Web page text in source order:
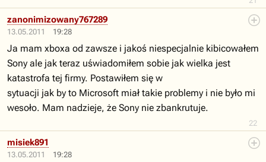
13.05.2011 19:28
22
zanonimizowany767289
Ja mam xboxa od zawsze i jakoś niespecjalnie kibicowałem
Sony ale jak teraz uświadomiłem sobie jak wielka jest
katastrofa tej firmy. Postawiłem się w
sytuacji jak by to Microsoft miał takie problemy i nie było mi
wesoło. Mam nadzieje, że Sony nie zbankrutuje.
13.05.2011 19:28
misiek891